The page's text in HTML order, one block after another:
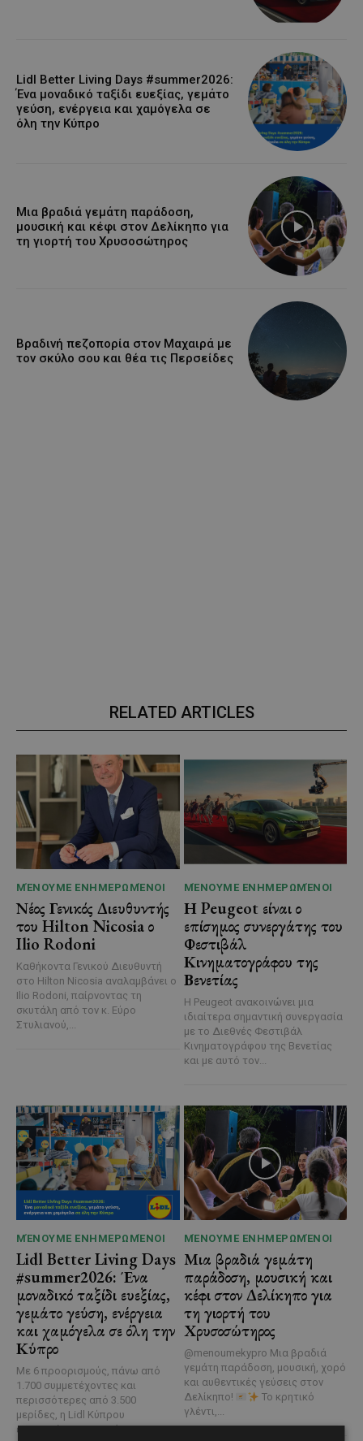
Lidl Better Living Days #summer2026:
Ένα μοναδικό ταξίδι ευεξίας, γεμάτο
γεύση, ενέργεια και χαμόγελα σε
όλη την Κύπρο
Μια βραδιά γεμάτη παράδοση,
μουσική και κέφι στον Δελίκηπο για
τη γιορτή του Χρυσοσώτηρος
Βραδινή πεζοπορία στον Μαχαιρά με
τον σκύλο σου και θέα τις Περσείδες
RELATED ARTICLES
ΜΈΝΟΥΜΕ ΕΝΗΜΕΡΩΜΈΝΟΙ
Νέος Γενικός Διευθυντής
του Hilton Nicosia ο
Ilio Rodoni
Καθήκοντα Γενικού Διευθυντή
στο Hilton Nicosia αναλαμβάνει ο
Ilio Rodoni, παίρνοντας τη
σκυτάλη από τον κ. Εύρο
Στυλιανού,...
ΜΈΝΟΥΜΕ ΕΝΗΜΕΡΩΜΈΝΟΙ
Η Peugeot είναι ο
επίσημος συνεργάτης του
Φεστιβάλ
Κινηματογράφου της
Βενετίας
Η Peugeot ανακοινώνει μια
ιδιαίτερα σημαντική συνεργασία
με το Διεθνές Φεστιβάλ
Κινηματογράφου της Βενετίας
και με αυτό τον...
ΜΈΝΟΥΜΕ ΕΝΗΜΕΡΩΜΈΝΟΙ
Lidl Better Living Days
#summer2026: Ένα
μοναδικό ταξίδι ευεξίας,
γεμάτο γεύση, ενέργεια
και χαμόγελα σε όλη την
Κύπρο
Με 6 προορισμούς, πάνω από
1.700 συμμετέχοντες και
περισσότερες από 3.500
μερίδες, η Lidl Κύπρου
επιβεβαίωσε για ακόμα...
ΜΈΝΟΥΜΕ ΕΝΗΜΕΡΩΜΈΝΟΙ
Μια βραδιά γεμάτη
παράδοση, μουσική και
κέφι στον Δελίκηπο για
τη γιορτή του
Χρυσοσώτηρος
@menoumekypro Μια βραδιά
γεμάτη παράδοση, μουσική, χορό
και αυθεντικές γεύσεις στον
Δελίκηπο!
Το κρητικό
γλέντι,...